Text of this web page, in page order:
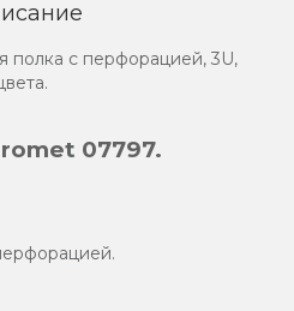
полка с перфорацией, 3U,
07797.